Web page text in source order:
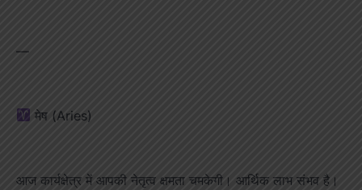
—
मेष (Aries)
आज कार्यक्षेत्र में आपकी नेतृत्व क्षमता चमकेगी। आर्थिक लाभ संभव है।